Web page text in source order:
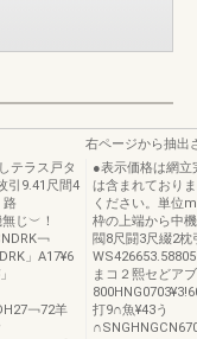
テラス戸タ
引9.41尺間4
じ︶！
￢
」A17¥6
￢72羊
右ページから抽出
●表示価格は網立
は含まれており
ください。単位
枠の上端から中
閥8尺闘3尺綴2
まコ２熙セどア
打9∩魚¥43う